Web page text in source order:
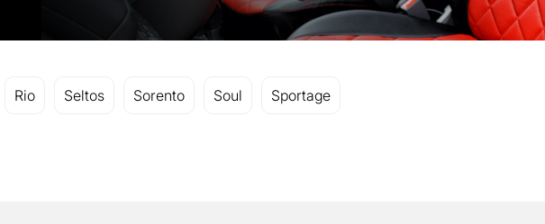
Rio Seltos Sorento Soul Sportage